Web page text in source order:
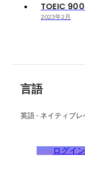
TOEIC
2023年2月
言語
英語 - ネイティブレ
ログイ